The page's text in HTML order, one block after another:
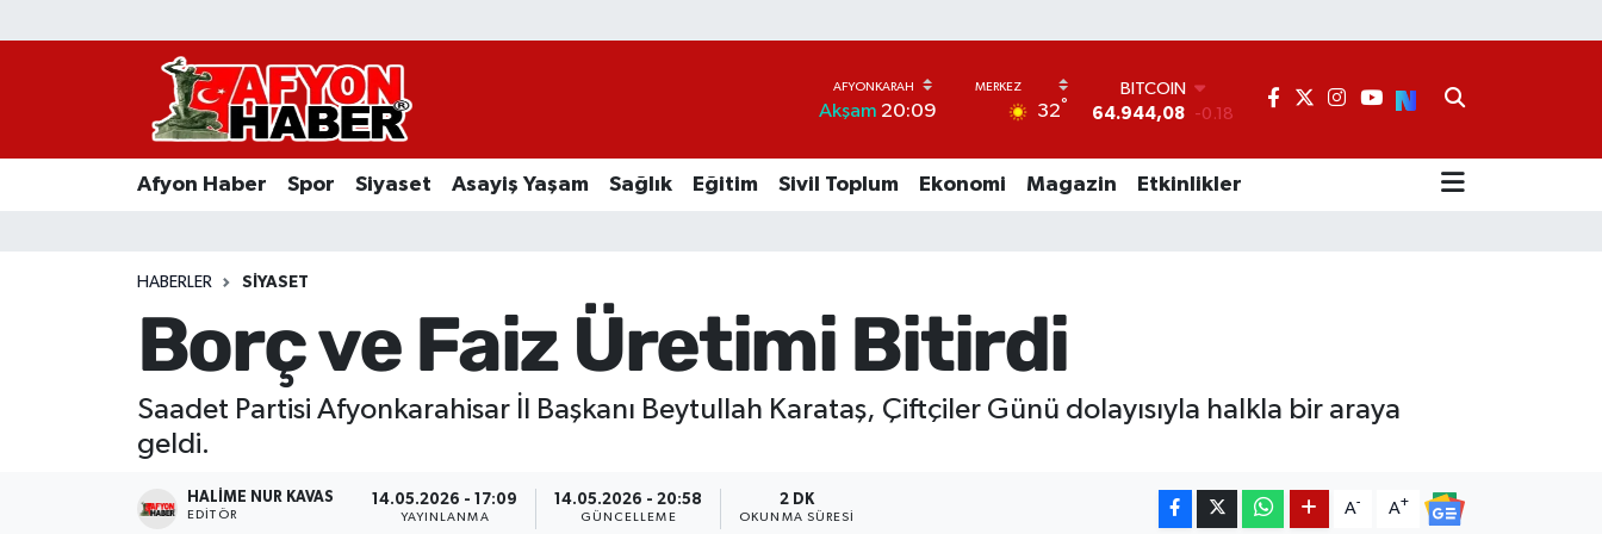
Akşam 20:09 32°
BITCOIN
DOLAR
47,7436
0.18
STERLİN
Afyon Haber Spor Siyaset Asayiş Yaşam Sağlık Eğitim Sivil Toplum Ekonomi Magazin Etkinlikler
HABERLER SIYASET
Borç ve Faiz Üretimi Bitirdi
Saadet Partisi Afyonkarahisar İl Başkanı Beytullah Karataş, Çiftçiler Günü dolayısıyla halkla bir araya
geldi.
HALIME NUR KAVAS
EDITÖR
14.05.2026 - 17:09
YAYINLANMA
14.05.2026 - 20:58
GÜNCELLEME
2 DK
OKUNMA SÜRESI
A- A+
Afyon Haber
Asayiş Yaşam
Sivil Toplum
Ekonomi